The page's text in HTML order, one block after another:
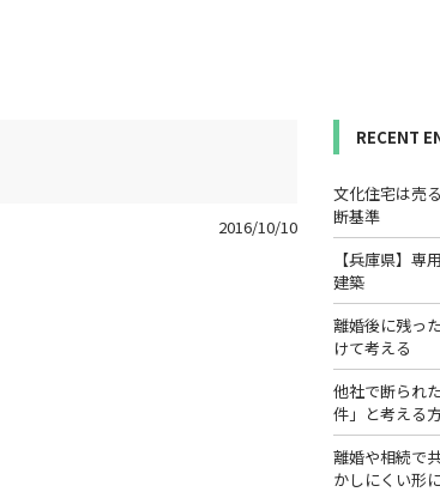
2016/10/10
RECENT
文化住宅は売
断基準
【兵庫県】
建築
離婚後に残っ
けて考える
他社で断られ
件」と考える
離婚や相続で
かしにくい形